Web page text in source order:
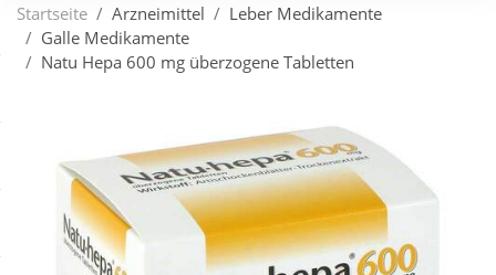
zurück
Aktuelle Coupons
Gratis dazu
zurück
Arzneimittel
Bio & Genuss
Startseite Arzneimittel
Leber Medikamente
Galle Medikamente
Natu Hepa 600 mg überzogene Tabletten